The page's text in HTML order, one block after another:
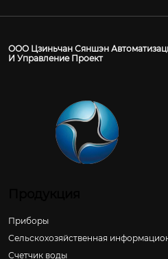
ООО Цзиньчан Сяншэн
И Управление Проект
Приборы
Сельскохозяйственная
Счетчик воды